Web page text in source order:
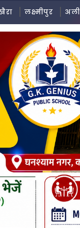
लक्ष्मीपुर